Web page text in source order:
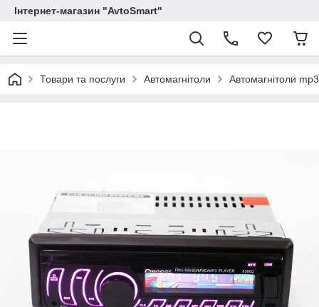
Інтернет-магазин "AvtoSmart"
Товари та послуги Автомагнітоли Автомагнітоли